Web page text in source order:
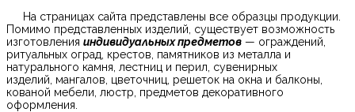
На страницах сайта представлены все образцы продукции.
Помимо представленных изделий, существует возможность
изготовления индивидуальных предметов — ограждений,
ритуальных оград, крестов, памятников из металла и
натурального камня, лестниц и перил, сувенирных
изделий, мангалов, цветочниц, решеток на окна и балконы,
кованой мебели, люстр, предметов декоративного
оформления.